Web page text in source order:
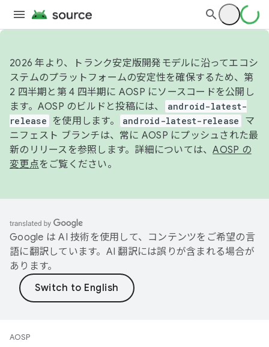
2026 年より、トランク安定版開発モデルに沿ってエコシ
ステムのプラットフォームの安定性を確保するため、第
2 四半期と第 4 四半期に AOSP にソースコードを公開し
ます。AOSP のビルドと投稿には、
android-latest-
release
を使用します。 android-latest-release
マ
ニフェスト ブランチは、常に AOSP にプッシュされた最
新のリリースを参照します。詳細については、AOSP の
変更点をご覧ください。
Google は AI 技術を使用して、コンテンツをご希望の言
語に翻訳しています。AI 翻訳には誤りが含まれる場合が
あります。
AOSP